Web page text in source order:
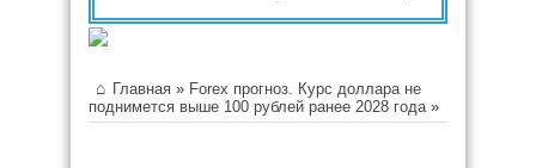
Главная » Forex прогноз. Курс доллара не
поднимется выше 100 рублей ранее 2028 года»